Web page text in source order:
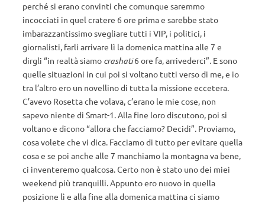
perché si erano convinti che comunque saremmo
incocciati in quel cratere 6 ore prima e sarebbe stato
imbarazzantissimo svegliare tutti i VIP, i politici, i
giornalisti, farli arrivare lì la domenica mattina alle 7 e
dirgli “in realtà siamo crashati6 ore fa, arrivederci”. E sono
quelle situazioni in cui poi si voltano tutti verso di me, e io
tra l’altro ero un novellino di tutta la missione eccetera.
C’avevo Rosetta che volava, c’erano le mie cose, non
sapevo niente di Smart-1. Alla fine loro discutono, poi si
voltano e dicono “allora che facciamo? Decidi”. Proviamo,
cosa volete che vi dica. Facciamo di tutto per evitare quella
cosa e se poi anche alle 7 manchiamo la montagna va bene,
ci inventeremo qualcosa. Certo non è stato uno dei miei
weekend più tranquilli. Appunto ero nuovo in quella
posizione lì e alla fine alla domenica mattina ci siamo